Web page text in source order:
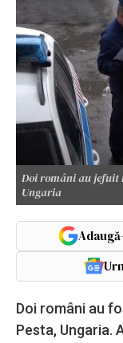
Doi români au jefuit
Ungaria
Doi români au
Pesta, Ungaria.